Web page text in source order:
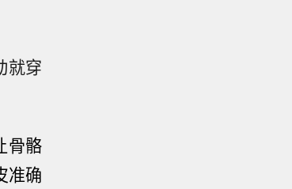
就穿
骨骼
准确